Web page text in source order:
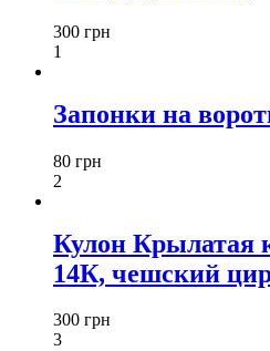
300 грн
1
Запонки на
80 грн
2
Кулон Крылатая
14К, чешский
300 грн
3